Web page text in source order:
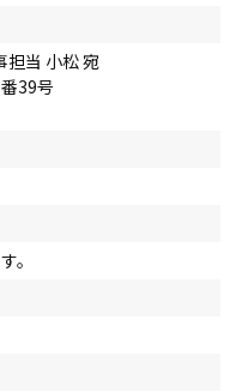
担当 小松 宛
39号
。